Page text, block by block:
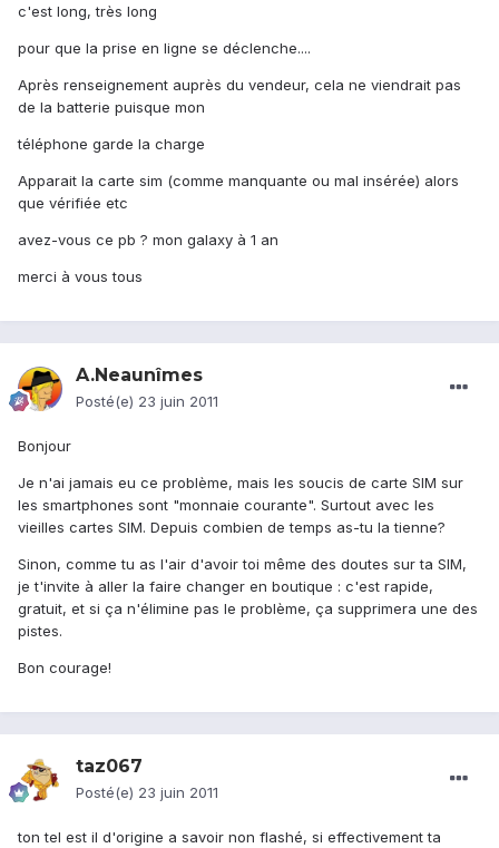
c'est long, très long
pour que la prise en ligne se déclenche....
Après renseignement auprès du vendeur, cela ne viendrait pas
de la batterie puisque mon
téléphone garde la charge
Apparait la carte sim (comme manquante ou mal insérée) alors
que vérifiée etc
avez-vous ce pb ? mon galaxy à 1 an
merci à vous tous
A.Neaunîmes
Posté(e) 23 juin 2011
Bonjour
Je n'ai jamais eu ce problème, mais les soucis de carte SIM sur
les smartphones sont "monnaie courante". Surtout avec les
vieilles cartes SIM. Depuis combien de temps as-tu la tienne?
Sinon, comme tu as l'air d'avoir toi même des doutes sur ta SIM,
je t'invite à aller la faire changer en boutique : c'est rapide,
gratuit, et si ça n'élimine pas le problème, ça supprimera une des
pistes.
Bon courage!
taz067
Posté(e) 23 juin 2011
ton tel est il d'origine a savoir non flashé, si effectivement ta